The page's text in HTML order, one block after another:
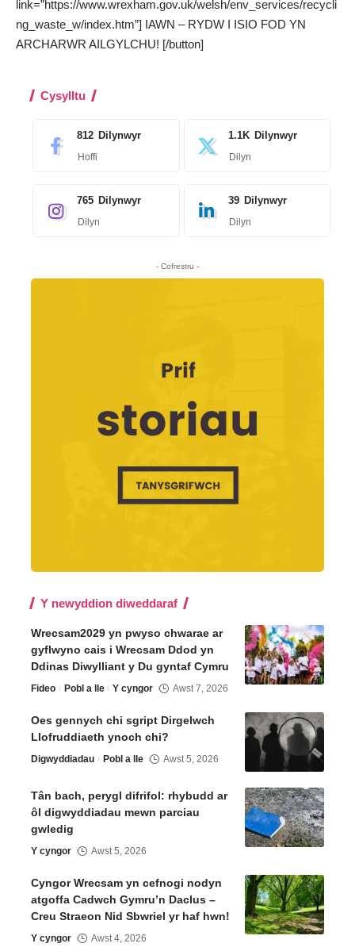
link=”https://www.wrexham.gov.uk/welsh/env_services/recycli
ng_waste_w/index.htm”] IAWN – RYDW I ISIO FOD YN
ARCHARWR AILGYLCHU! [/button]
Cysylltu
812 Dilynwyr
Hoffi
1.1K Dilynwyr
Dilyn
765 Dilynwyr
Dilyn
39 Dilynwyr
Dilyn
- Cofrestru -
Y newyddion diweddaraf
Wrecsam2029 yn pwyso chwarae ar
gyflwyno cais i Wrecsam Ddod yn
Ddinas Diwylliant y Du gyntaf Cymru
Fideo Pobl a lle Y cyngor Awst 7, 2026
Oes gennych chi sgript Dirgelwch
Llofruddiaeth ynoch chi?
Digwyddiadau Pobl a lle Awst 5, 2026
Tân bach, perygl difrifol: rhybudd ar
ôl digwyddiadau mewn parciau
gwledig
Y cyngor Awst 5, 2026
Cyngor Wrecsam yn cefnogi nodyn
atgoffa Cadwch Gymru’n Daclus –
Creu Straeon Nid Sbwriel yr haf hwn!
Y cyngor Awst 4, 2026